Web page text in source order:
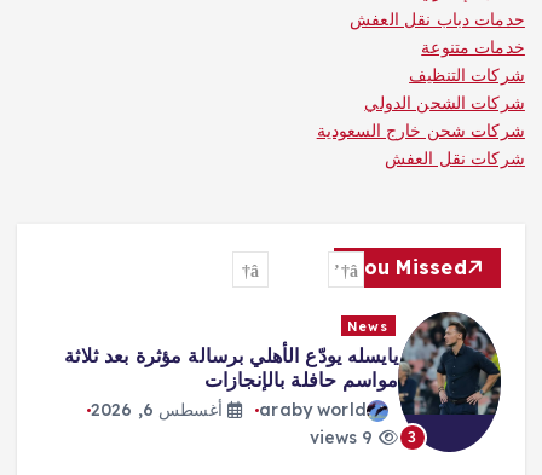
حدمات دباب نقل العفش
خدمات متنوعة
شركات التنظيف
شركات الشحن الدولي
شركات شحن خارج السعودية
شركات نقل العفش
You Missed
3
News
يايسله يودّع الأهلي برسالة مؤثرة بعد ثلاثة
مواسم حافلة بالإنجازات
araby world
أغسطس 6, 2026